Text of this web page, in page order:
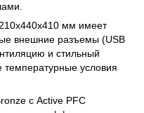
мм имеет
внешние разъемы (USB
и стильный
условия
с Active PFC